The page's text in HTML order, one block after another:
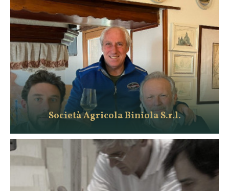
Società Agricola Biniola S.r.l.